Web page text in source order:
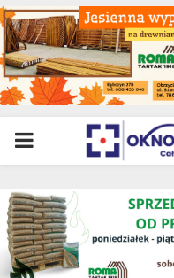
PRIMARY
MENU